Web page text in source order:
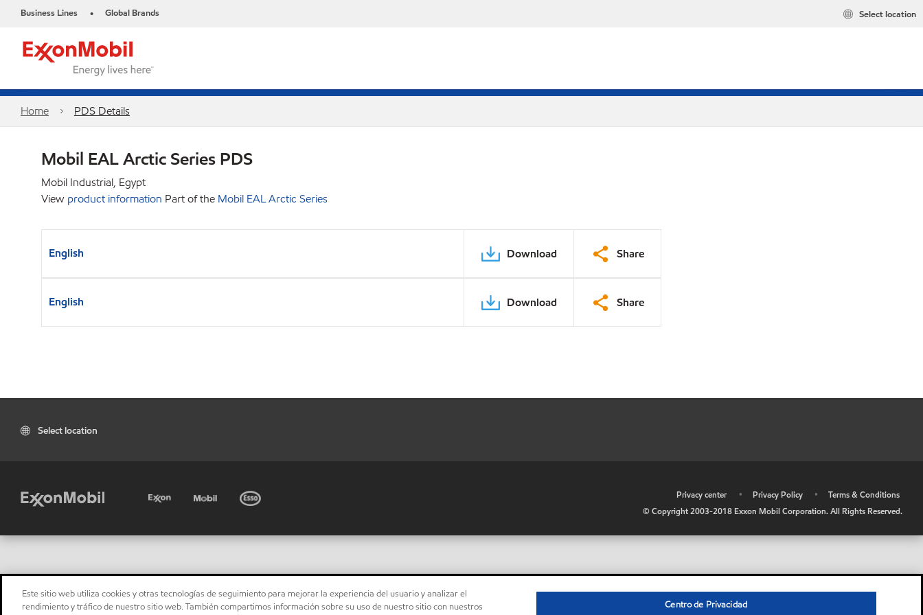
Business Lines • Global Brands Select location
Home PDS Details
Mobil EAL Arctic Series PDS
Mobil Industrial, Egypt
View product information Part of the Mobil EAL Arctic Series
English Download Share
English Download Share
Select location
Privacy center • Privacy Policy •
Terms & Conditions
© Copyright 2003-2018 Exxon Mobil Corporation. All Rights Reserved.
Este sitio web utiliza cookies y otras tecnologías de seguimiento para mejorar la experiencia del usuario y analizar el
rendimiento y tráfico de nuestro sitio web. También compartimos información sobre su uso de nuestro sitio con nuestros
Centro de Privacidad